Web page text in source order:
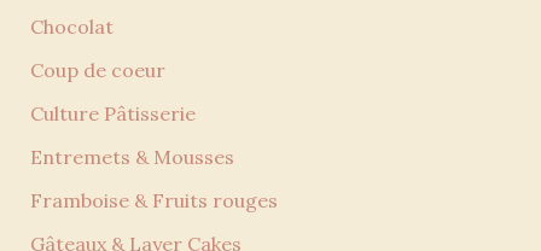
Chocolat
Coup de coeur
Culture Pâtisserie
Entremets & Mousses
Framboise & Fruits rouges
Gâteaux & Layer Cakes